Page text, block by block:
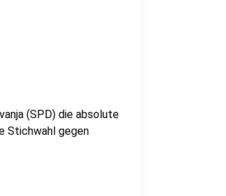
(SPD) die absolute
Stichwahl gegen